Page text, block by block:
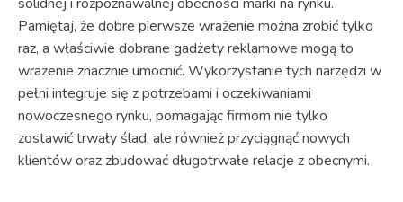
Pamiętaj, że dobre pierwsze wrażenie można zrobić tylko
raz, a właściwie dobrane gadżety reklamowe mogą to
wrażenie znacznie umocnić. Wykorzystanie tych narzędzi w
pełni integruje się z potrzebami i oczekiwaniami
nowoczesnego rynku, pomagając firmom nie tylko
zostawić trwały ślad, ale również przyciągnąć nowych
klientów oraz zbudować długotrwałe relacje z obecnymi.